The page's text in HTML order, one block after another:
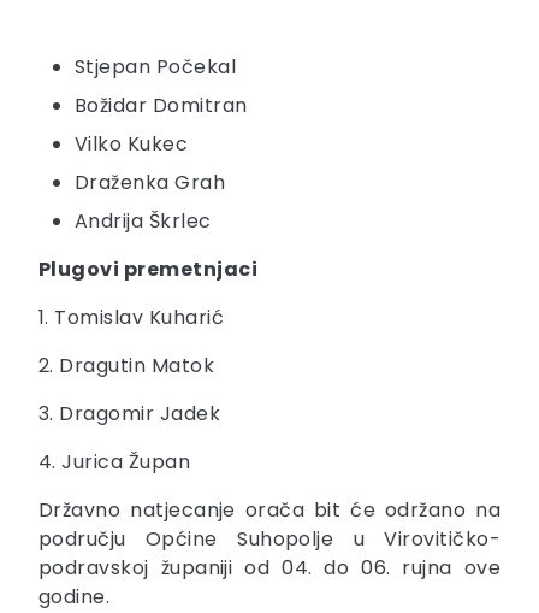
Stjepan Počekal
Božidar Domitran
Vilko Kukec
Draženka Grah
Andrija Škrlec
Plugovi premetnjaci
1. Tomislav Kuharić
2. Dragutin Matok
3. Dragomir Jadek
4. Jurica Župan
Državno natjecanje orača bit će održano na
području Općine Suhopolje u Virovitičko-
podravskoj županiji od 04. do 06. rujna ove
godine.